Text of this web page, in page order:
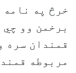
خرڅ په نامه
برخمن وو چي
قمندان سره
مربوطه